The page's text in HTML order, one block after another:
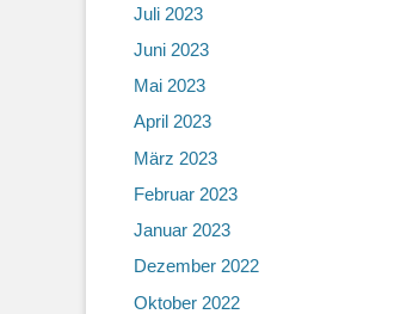
Juli 2023
Juni 2023
Mai 2023
April 2023
März 2023
Februar 2023
Januar 2023
Dezember 2022
Oktober 2022